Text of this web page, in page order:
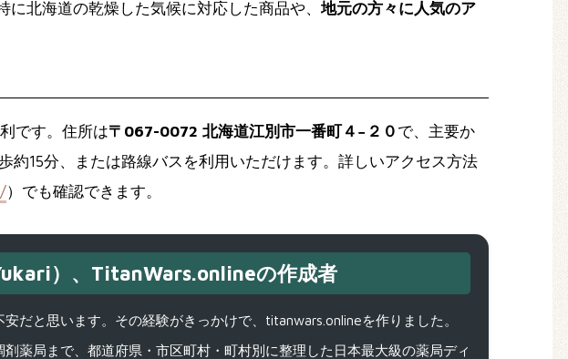
北海道の乾燥した気候に対応した商品や、 地元の方々に人気のア
です。住所は〒067-0072 北海道江別市一番町４−２０ で、主要か
約15分、または路線バスを利用いただけます。詳しいアクセス方法
）でも確認できます。
）、TitanWars.onlineの作成者
だと思います。その経験がきっかけで、titanwars.onlineを作りました。
薬局まで、都道府県・市区町村・町村別に整理した日本最大級の薬局ディ